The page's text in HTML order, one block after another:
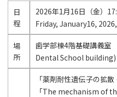
日
程
2026年1月16日（金）
Friday, January16,
場
所
歯学部棟4階基礎講義
Dental School building)
「薬剤耐性遺伝子の拡散
「The mechanism of